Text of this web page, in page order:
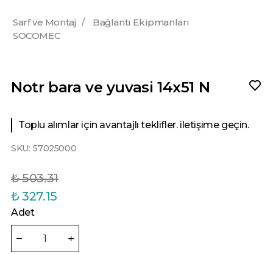
Sarf ve Montaj /
Bağlantı Ekipmanları
SOCOMEC
Notr bara ve yuvasi 14x51 N
Toplu alımlar için avantajlı teklifler. iletişime geçin.
SKU: 57025000
₺ 503.31
₺ 327.15
Adet